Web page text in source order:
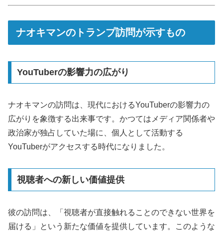
ナオキマンのトランプ訪問が示すもの
YouTuberの影響力の広がり
ナオキマンの訪問は、現代におけるYouTuberの影響力の
広がりを象徴する出来事です。かつてはメディア関係者や
政治家が独占していた場に、個人として活動する
YouTuberがアクセスする時代になりました。
視聴者への新しい価値提供
彼の訪問は、「視聴者が直接触れることのできない世界を
届ける」という新たな価値を提供しています。このような